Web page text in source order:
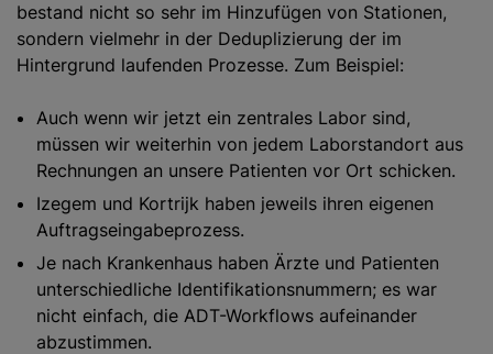
bestand nicht so sehr im Hinzufügen von Stationen,
sondern vielmehr in der Deduplizierung der im
Hintergrund laufenden Prozesse. Zum Beispiel:
Auch wenn wir jetzt ein zentrales Labor sind,
müssen wir weiterhin von jedem Laborstandort aus
Rechnungen an unsere Patienten vor Ort schicken.
Izegem und Kortrijk haben jeweils ihren eigenen
Auftragseingabeprozess.
Je nach Krankenhaus haben Ärzte und Patienten
unterschiedliche Identifikationsnummern; es war
nicht einfach, die ADT-Workflows aufeinander
abzustimmen.